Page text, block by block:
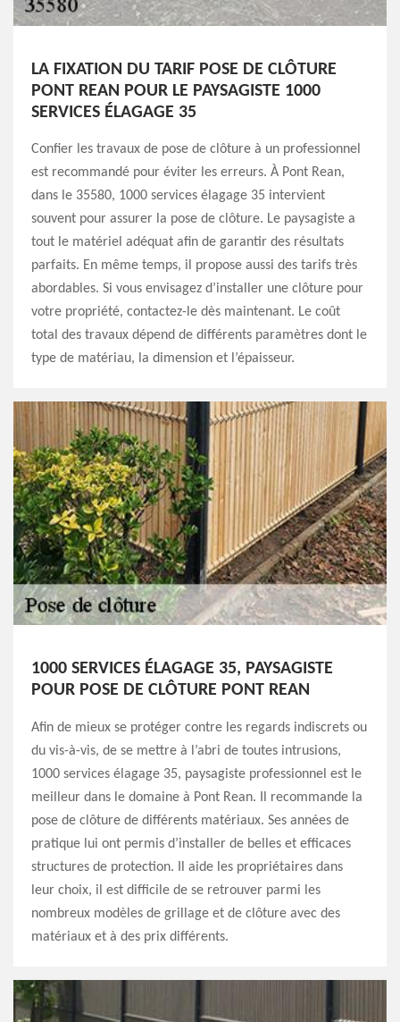
LA FIXATION DU TARIF POSE DE CLÔTURE
PONT REAN POUR LE PAYSAGISTE 1000
SERVICES ÉLAGAGE 35
Confier les travaux de pose de clôture à un professionnel
est recommandé pour éviter les erreurs. À Pont Rean,
dans le 35580, 1000 services élagage 35 intervient
souvent pour assurer la pose de clôture. Le paysagiste a
tout le matériel adéquat afin de garantir des résultats
parfaits. En même temps, il propose aussi des tarifs très
abordables. Si vous envisagez d’installer une clôture pour
votre propriété, contactez-le dès maintenant. Le coût
total des travaux dépend de différents paramètres dont le
type de matériau, la dimension et l’épaisseur.
1000 SERVICES ÉLAGAGE 35, PAYSAGISTE
POUR POSE DE CLÔTURE PONT REAN
Afin de mieux se protéger contre les regards indiscrets ou
du vis-à-vis, de se mettre à l’abri de toutes intrusions,
1000 services élagage 35, paysagiste professionnel est le
meilleur dans le domaine à Pont Rean. Il recommande la
pose de clôture de différents matériaux. Ses années de
pratique lui ont permis d’installer de belles et efficaces
structures de protection. Il aide les propriétaires dans
leur choix, il est difficile de se retrouver parmi les
nombreux modèles de grillage et de clôture avec des
matériaux et à des prix différents.